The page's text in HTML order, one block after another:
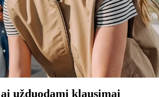
(Pritaikyta vežimėliui).
užduodami klausimai